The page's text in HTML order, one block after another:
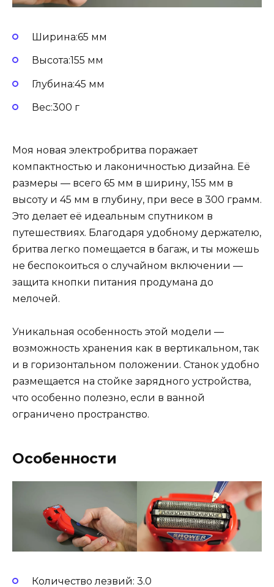
Ширина:65 мм
Высота:155 мм
Глубина:45 мм
Вес:300 г
Моя новая электробритва поражает
компактностью и лаконичностью дизайна. Её
размеры — всего 65 мм в ширину, 155 мм в
высоту и 45 мм в глубину, при весе в 300 грамм.
Это делает её идеальным спутником в
путешествиях. Благодаря удобному держателю,
бритва легко помещается в багаж, и ты можешь
не беспокоиться о случайном включении —
защита кнопки питания продумана до
мелочей.
Уникальная особенность этой модели —
возможность хранения как в вертикальном, так
и в горизонтальном положении. Станок удобно
размещается на стойке зарядного устройства,
что особенно полезно, если в ванной
ограничено пространство.
Особенности
Количество лезвий: 3.0